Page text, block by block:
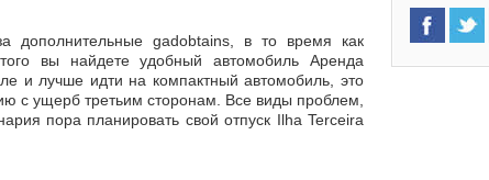
дополнительные gadobtains, в то время как
вы найдете удобный автомобиль Аренда
и лучше идти на компактный автомобиль, это
с ущерб третьим сторонам. Все виды проблем,
пора планировать свой отпуск Ilha Terceira